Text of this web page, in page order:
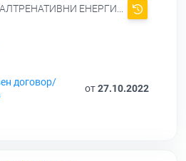
ЕНЕРГИ...
договор/
от27.10.2022